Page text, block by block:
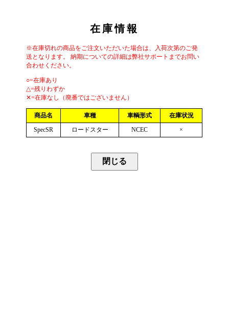
在庫情報
※在庫切れの商品をご注文いただいた場合は、入荷次第のご発
送となります。 納期についての詳細は弊社サポートまでお問い
合わせください。
○=在庫あり
△=残りわずか
✕=在庫なし（廃番ではございません）
商品名 車種 車輌形式
在庫状況
SpecSR
ロードスター NCEC ×